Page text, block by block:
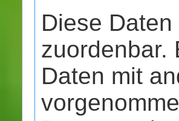
Diese
zuordenbar.
Daten mit